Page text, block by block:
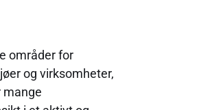
områder for
og virksomheter,
mange